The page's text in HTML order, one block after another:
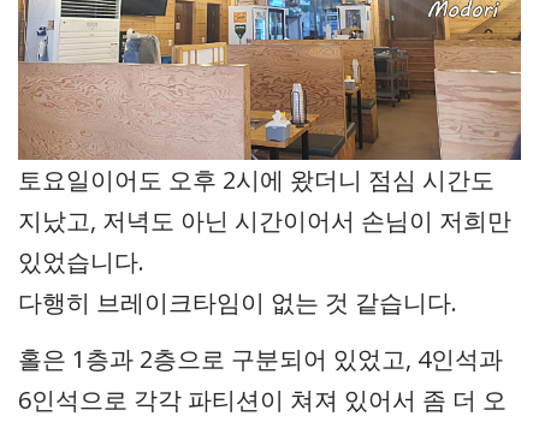
토요일이어도 오후 2시에 왔더니 점심 시간도
지났고, 저녁도 아닌 시간이어서 손님이 저희만
있었습니다.
다행히 브레이크타임이 없는 것 같습니다.
홀은 1층과 2층으로 구분되어 있었고, 4인석과
6인석으로 각각 파티션이 쳐져 있어서 좀 더 오